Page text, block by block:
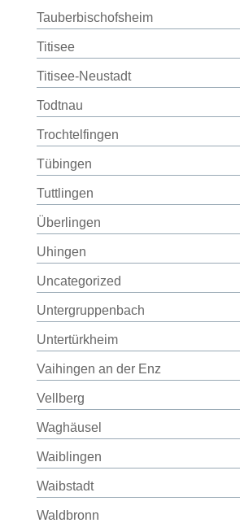
Tauberbischofsheim
Titisee
Titisee-Neustadt
Todtnau
Trochtelfingen
Tübingen
Tuttlingen
Überlingen
Uhingen
Uncategorized
Untergruppenbach
Untertürkheim
Vaihingen an der Enz
Vellberg
Waghäusel
Waiblingen
Waibstadt
Waldbronn